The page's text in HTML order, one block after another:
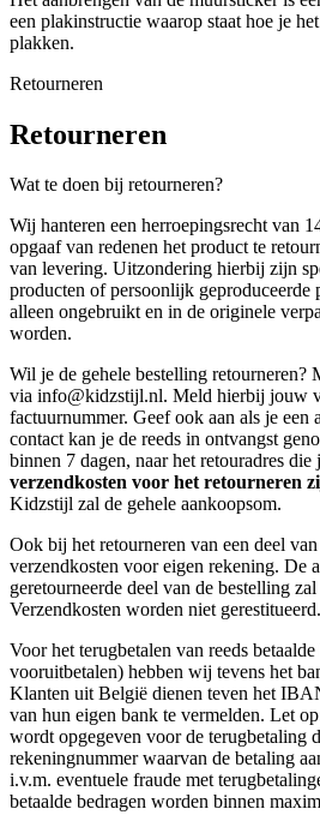
een plakinstructie waarop staat hoe je
plakken.
Retourneren
Retourneren
Wat te doen bij retourneren?
Wij hanteren een herroepingsrecht van
opgaaf van redenen het product te
van levering. Uitzondering hierbij zijn
producten of persoonlijk geproduceerde
alleen ongebruikt en in de originele
worden.
Wil je de gehele bestelling retourneren?
via info@kidzstijl.nl. Meld hierbij jouw
factuurnummer. Geef ook aan als je
contact kan je de reeds in ontvangst
binnen 7 dagen, naar het retouradres die
verzendkosten voor het retourneren
Kidzstijl zal de gehele aankoopsom.
Ook bij het retourneren van een deel
verzendkosten voor eigen rekening. De
geretourneerde deel van de bestelling
Verzendkosten worden niet gerestitueerd.
Voor het terugbetalen van reeds
vooruitbetalen) hebben wij tevens het
Klanten uit België dienen teven het
van hun eigen bank te vermelden. Let
wordt opgegeven voor de terugbetaling
rekeningnummer waarvan de betaling
i.v.m. eventuele fraude met
betaalde bedragen worden binnen